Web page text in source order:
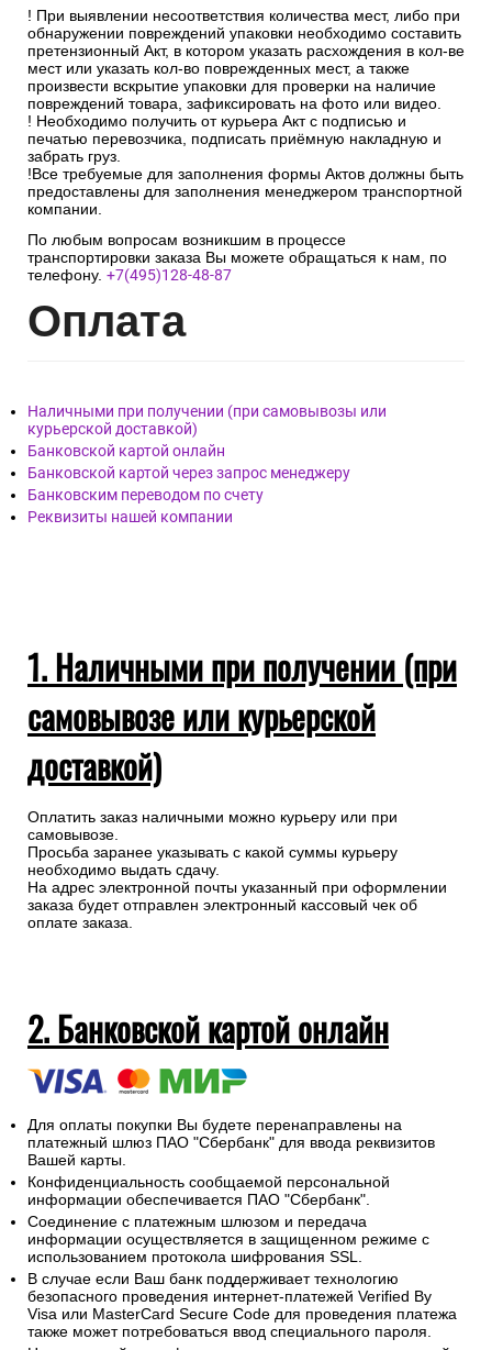
! При выявлении несоответствия количества мест, либо при
обнаружении повреждений упаковки необходимо составить
претензионный Акт, в котором указать расхождения в кол-ве
мест или указать кол-во поврежденных мест, а также
произвести вскрытие упаковки для проверки на наличие
повреждений товара, зафиксировать на фото или видео.
! Необходимо получить от курьера Акт с подписью и
печатью перевозчика, подписать приёмную накладную и
забрать груз.
!Все требуемые для заполнения формы Актов должны быть
предоставлены для заполнения менеджером транспортной
компании.
По любым вопросам возникшим в процессе
транспортировки заказа Вы можете обращаться к нам, по
телефону. +7(495)128-48-87
Оплата
Наличными при получении (при самовывозы или
курьерской доставкой)
Банковской картой онлайн
Банковской картой через запрос менеджеру
Банковским переводом по счету
Реквизиты нашей компании
1. Наличными при получении (при
самовывозе или курьерской
доставкой)
Оплатить заказ наличными можно курьеру или при
самовывозе.
Просьба заранее указывать с какой суммы курьеру
необходимо выдать сдачу.
На адрес электронной почты указанный при оформлении
заказа будет отправлен электронный кассовый чек об
оплате заказа.
2. Банковской картой онлайн
Для оплаты покупки Вы будете перенаправлены на
платежный шлюз ПАО "Сбербанк" для ввода реквизитов
Вашей карты.
Конфиденциальность сообщаемой персональной
информации обеспечивается ПАО "Сбербанк".
Соединение с платежным шлюзом и передача
информации осуществляется в защищенном режиме с
использованием протокола шифрования SSL.
В случае если Ваш банк поддерживает технологию
безопасного проведения интернет-платежей Verified By
Visa или MasterCard Secure Code для проведения платежа
также может потребоваться ввод специального пароля.